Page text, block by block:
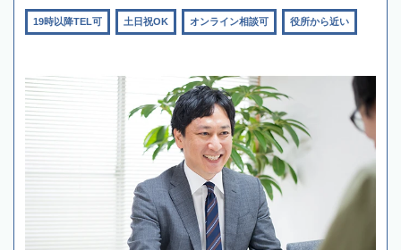
19時以降TEL可 土日祝OK オンライン相談可 役所から近い